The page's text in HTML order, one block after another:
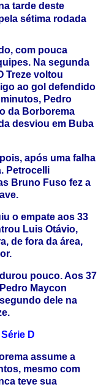
tarde deste
sétima rodada
com pouca
Na segunda
Treze voltou
ao gol defendido
Pedro
da Borborema
desviou em Buba
após uma falha
Petrocelli
Bruno Fuso fez a
o empate aos 33
Luis Otávio,
de fora da área,
pouco. Aos 37
Maycon
dele na
D
assume a
mesmo com
teve sua